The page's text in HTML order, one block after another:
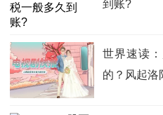
到账?
世界速读
的？风起洛